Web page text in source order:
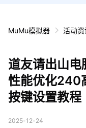
MuMu模拟器 活动资
道友请出山电
性能优化240
按键设置教程
2025-12-24